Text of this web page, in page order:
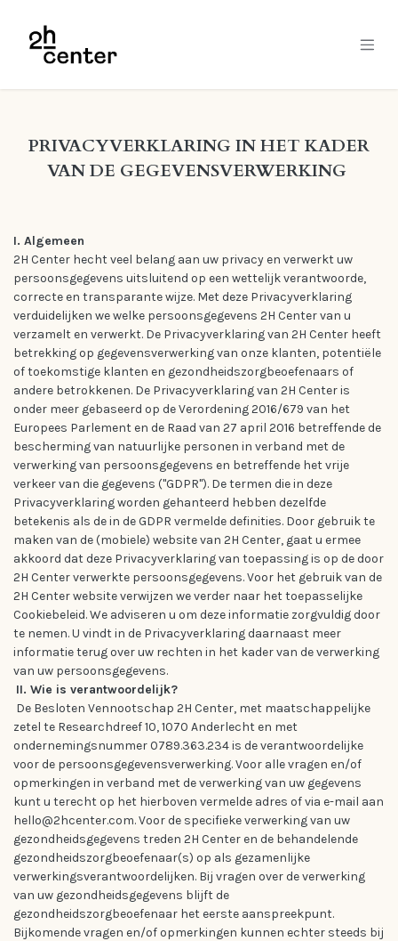
PRIVACYVERKLARING IN HET KADER
VAN DE GEGEVENSVERWERKING
I. Algemeen
2H Center hecht veel belang aan uw privacy en verwerkt uw
persoonsgegevens uitsluitend op een wettelijk verantwoorde,
correcte en transparante wijze. Met deze Privacyverklaring
verduidelijken we welke persoonsgegevens 2H Center van u
verzamelt en verwerkt. De Privacyverklaring van 2H Center heeft
betrekking op gegevensverwerking van onze klanten, potentiële
of toekomstige klanten en gezondheidszorgbeoefenaars of
andere betrokkenen. De Privacyverklaring van 2H Center is
onder meer gebaseerd op de Verordening 2016/679 van het
Europees Parlement en de Raad van 27 april 2016 betreffende de
bescherming van natuurlijke personen in verband met de
verwerking van persoonsgegevens en betreffende het vrije
verkeer van die gegevens ("GDPR"). De termen die in deze
Privacyverklaring worden gehanteerd hebben dezelfde
betekenis als de in de GDPR vermelde definities. Door gebruik te
maken van de (mobiele) website van 2H Center, gaat u ermee
akkoord dat deze Privacyverklaring van toepassing is op de door
2H Center verwerkte persoonsgegevens. Voor het gebruik van de
2H Center website verwijzen we verder naar het toepasselijke
Cookiebeleid. We adviseren u om deze informatie zorgvuldig door
te nemen. U vindt in de Privacyverklaring daarnaast meer
informatie terug over uw rechten in het kader van de verwerking
van uw persoonsgegevens.
II. Wie is verantwoordelijk?
De Besloten Vennootschap 2H Center, met maatschappelijke
zetel te Researchdreef 10, 1070 Anderlecht en met
ondernemingsnummer 0789.363.234 is de verantwoordelijke
voor de persoonsgegevensverwerking. Voor alle vragen en/of
opmerkingen in verband met de verwerking van uw gegevens
kunt u terecht op het hierboven vermelde adres of via e-mail aan
hello@2hcenter.com. Voor de specifieke verwerking van uw
gezondheidsgegevens treden 2H Center en de behandelende
gezondheidszorgbeoefenaar(s) op als gezamenlijke
verwerkingsverantwoordelijken. Bij vragen over de verwerking
van uw gezondheidsgegevens blijft de
gezondheidszorgbeoefenaar het eerste aanspreekpunt.
Bijkomende vragen en/of opmerkingen kunnen echter steeds bij